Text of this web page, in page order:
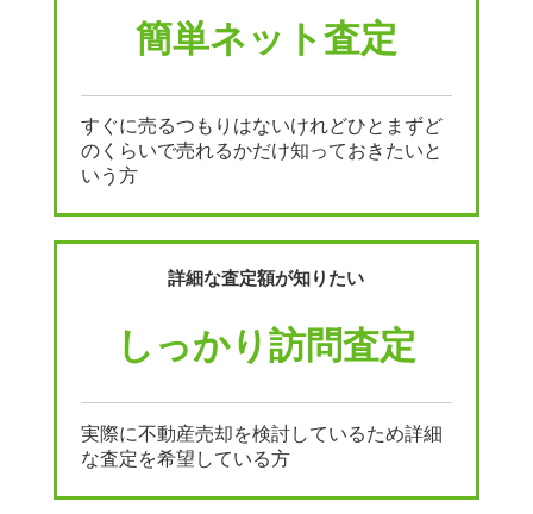
簡単ネット査定
すぐに売るつもりはないけれどひとまずど
のくらいで売れるかだけ知っておきたいと
いう方
詳細な査定額が知りたい
しっかり訪問査定
実際に不動産売却を検討しているため詳細
な査定を希望している方